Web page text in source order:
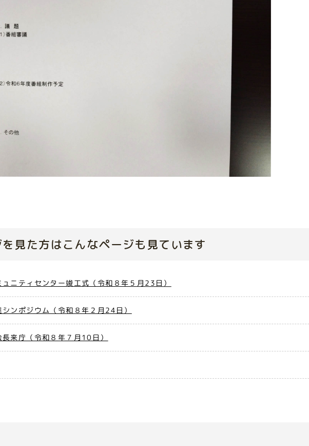
見た方はこんなページも見ています
ニティセンター竣工式（令和８年５月23日）
ンポジウム（令和８年２月24日）
来庁（令和８年７月10日）